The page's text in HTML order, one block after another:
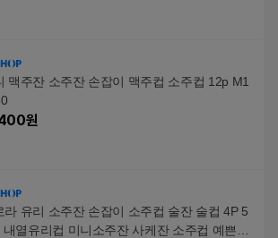
맥주잔 소주잔 손잡이 맥주컵 소주컵 12p M1
원
라 유리 소주잔 손잡이 소주컵 술잔 술컵 4P 5
내열유리컵 미니소주잔 사케잔 소주컵 예쁜소